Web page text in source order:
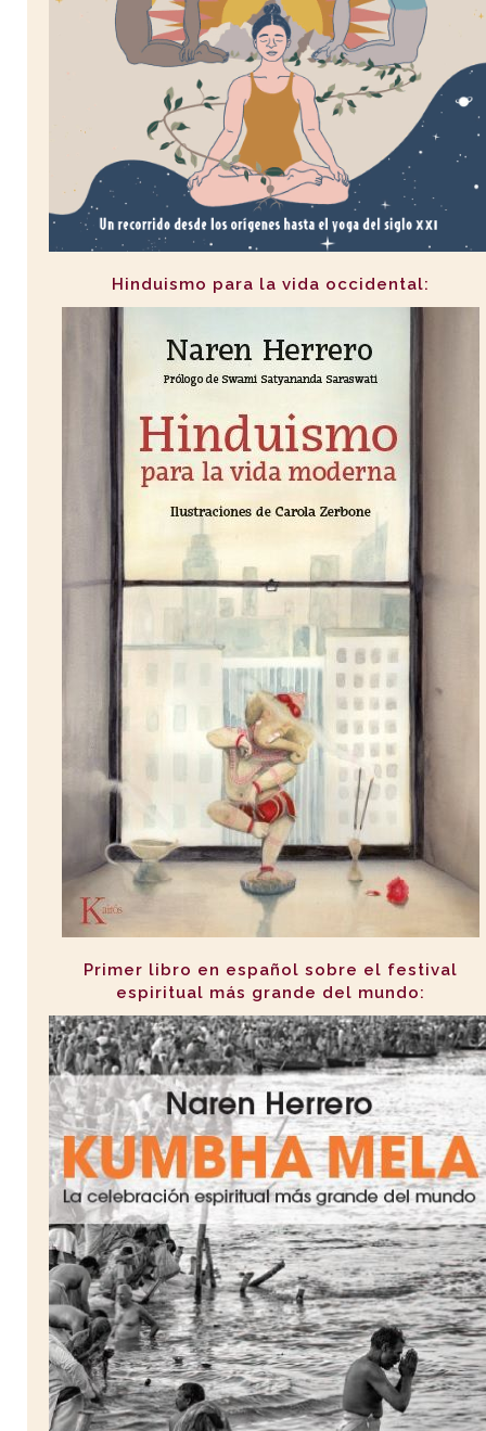
Hinduismo para la vida occidental:
Primer libro en español sobre el festival
espiritual más grande del mundo: